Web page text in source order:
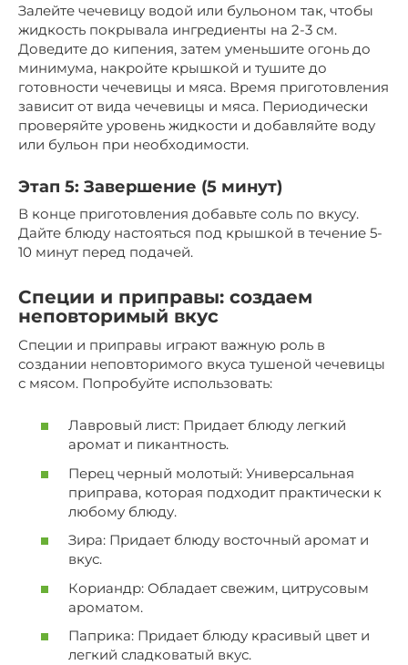
Залейте чечевицу водой или бульоном так, чтобы
жидкость покрывала ингредиенты на 2-3 см.
Доведите до кипения, затем уменьшите огонь до
минимума, накройте крышкой и тушите до
готовности чечевицы и мяса. Время приготовления
зависит от вида чечевицы и мяса. Периодически
проверяйте уровень жидкости и добавляйте воду
или бульон при необходимости.
Этап 5: Завершение (5 минут)
В конце приготовления добавьте соль по вкусу.
Дайте блюду настояться под крышкой в течение 5-
10 минут перед подачей.
Специи и приправы: создаем
неповторимый вкус
Специи и приправы играют важную роль в
создании неповторимого вкуса тушеной чечевицы
с мясом. Попробуйте использовать:
Лавровый лист: Придает блюду легкий
аромат и пикантность.
Перец черный молотый: Универсальная
приправа, которая подходит практически к
любому блюду.
Зира: Придает блюду восточный аромат и
вкус.
Кориандр: Обладает свежим, цитрусовым
ароматом.
Паприка: Придает блюду красивый цвет и
легкий сладковатый вкус.